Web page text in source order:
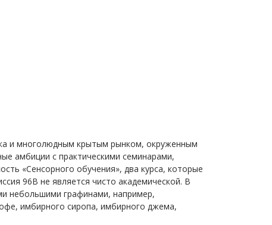
и многолюдным крытым рынком, окруженным
амбиции с практическими семинарами,
«Сенсорного обучения», два курса, которые
96B не является чисто академической. В
небольшими графинами, например,
имбирного сиропа, имбирного джема,